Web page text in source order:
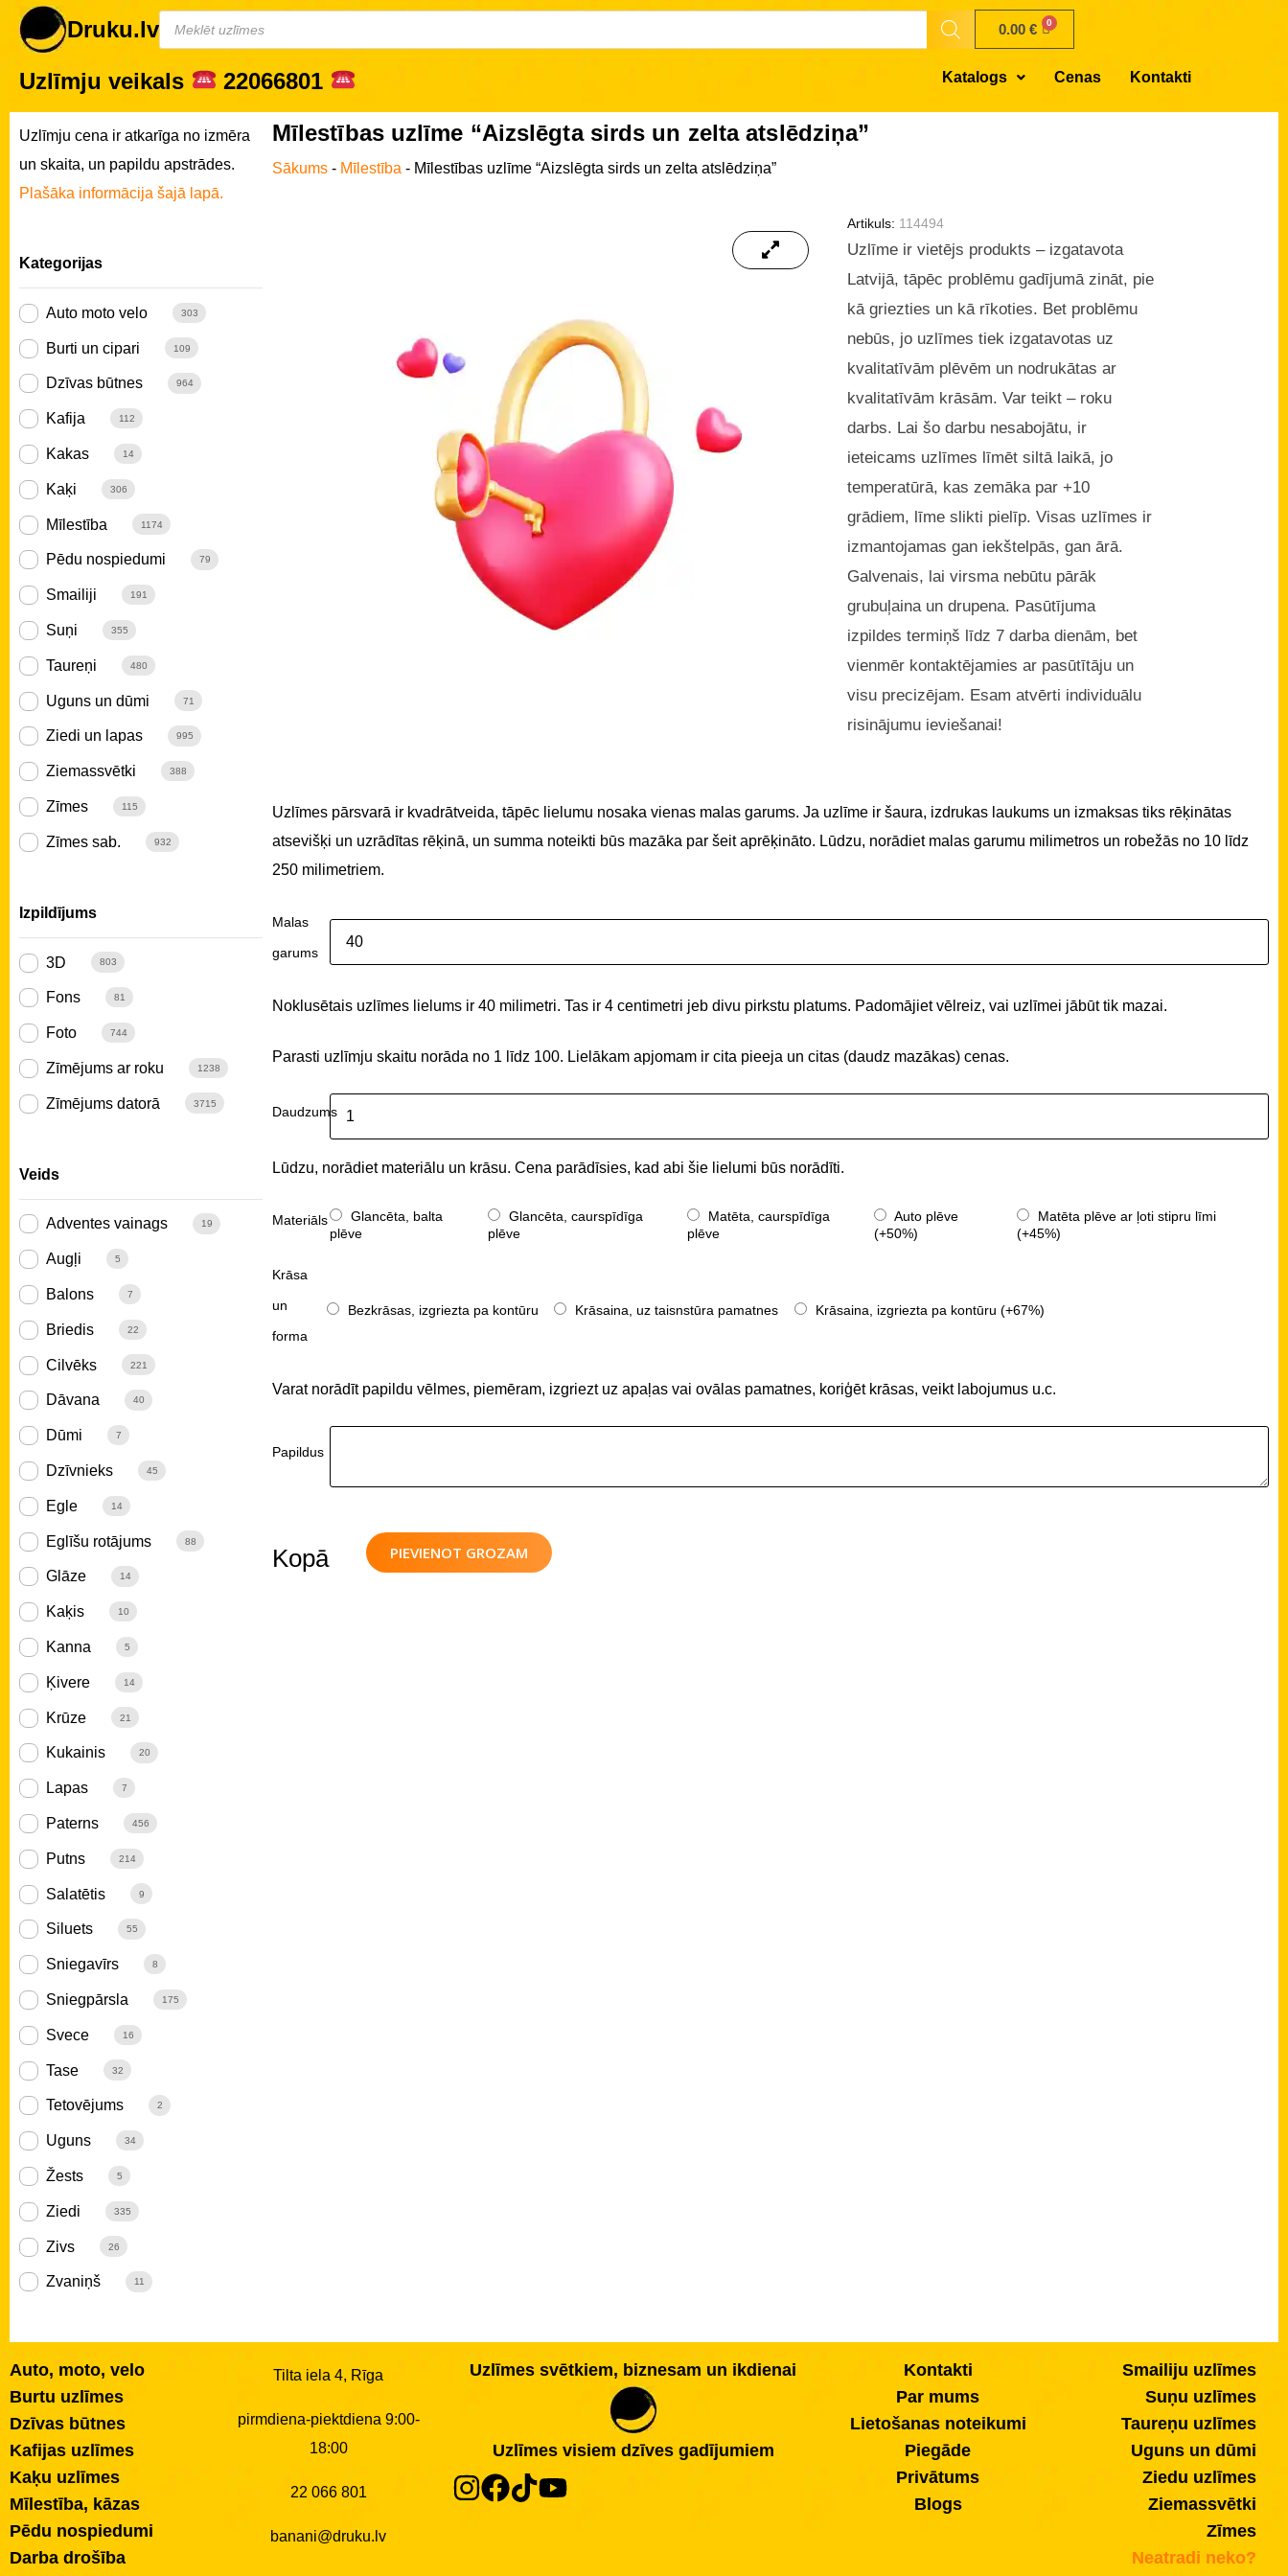
Druku.lv 0.00€
Uzlīmju veikals 22066801 Katalogs Cenas Kontakti
Uzlīmju cena ir atkarīga no izmēra
un skaita, un papildu apstrādes.
Plašāka informācija šajā lapā.
Kategorijas
Auto moto velo 303
Burti un cipari 109
Dzīvas būtnes 964
Kafija 112
Kakas 14
Kaķi 306
Mīlestība 1174
Pēdu nospiedumi 79
Smailiji 191
Suņi 355
Taureņi 480
Uguns un dūmi 71
Ziedi un lapas 995
Ziemassvētki 388
Zīmes 115
Zīmes sab. 932
Izpildījums
3D 803
Fons 81
Foto 744
Zīmējums ar roku 1238
Zīmējums datorā 3715
Veids
Adventes vainags 19
Augļi 5
Balons 7
Briedis 22
Cilvēks 221
Dāvana 40
Dūmi 7
Dzīvnieks 45
Egle 14
Eglīšu rotājums 88
Glāze 14
Kaķis 10
Kanna 5
Ķivere 14
Krūze 21
Kukainis 20
Lapas 7
Paterns 456
Putns 214
Salatētis 9
Siluets 55
Sniegavīrs 8
Sniegpārsla 175
Svece 16
Tase 32
Tetovējums 2
Uguns 34
Žests 5
Ziedi 335
Zivs 26
Zvaniņš 11
Mīlestības uzlīme “Aizslēgta sirds un zelta atslēdziņa”
Sākums- Mīlestība - Mīlestības uzlīme “Aizslēgta sirds un zelta atslēdziņa”
Artikuls: 114494
Uzlīme ir vietējs produkts – izgatavota
Latvijā, tāpēc problēmu gadījumā zināt, pie
kā griezties un kā rīkoties. Bet problēmu
nebūs, jo uzlīmes tiek izgatavotas uz
kvalitatīvām plēvēm un nodrukātas ar
kvalitatīvām krāsām. Var teikt – roku
darbs. Lai šo darbu nesabojātu, ir
ieteicams uzlīmes līmēt siltā laikā, jo
temperatūrā, kas zemāka par +10
grādiem, līme slikti pielīp. Visas uzlīmes ir
izmantojamas gan iekštelpās, gan ārā.
Galvenais, lai virsma nebūtu pārāk
grubuļaina un drupena. Pasūtījuma
izpildes termiņš līdz 7 darba dienām, bet
vienmēr kontaktējamies ar pasūtītāju un
visu precizējam. Esam atvērti individuālu
risinājumu ieviešanai!
Uzlīmes pārsvarā ir kvadrātveida, tāpēc lielumu nosaka vienas malas garums. Ja uzlīme ir šaura, izdrukas laukums un izmaksas tiks rēķinātas
atsevišķi un uzrādītas rēķinā, un summa noteikti būs mazāka par šeit aprēķināto. Lūdzu, norādiet malas garumu milimetros un robežās no 10 līdz
250 milimetriem.
Malas
garums
Noklusētais uzlīmes lielums ir 40 milimetri. Tas ir 4 centimetri jeb divu pirkstu platums. Padomājiet vēlreiz, vai uzlīmei jābūt tik mazai.
Parasti uzlīmju skaitu norāda no 1 līdz 100. Lielākam apjomam ir cita pieeja un citas (daudz mazākas) cenas.
Daudzums
Lūdzu, norādiet materiālu un krāsu. Cena parādīsies, kad abi šie lielumi būs norādīti.
Materiāls
Glancēta, balta
plēve
Glancēta, caurspīdīga
plēve
Matēta, caurspīdīga
plēve
Auto plēve
(+50%)
Matēta plēve ar ļoti stipru līmi
(+45%)
Krāsa
un
forma
Bezkrāsas, izgriezta pa kontūru Krāsaina, uz taisnstūra pamatnes Krāsaina, izgriezta pa kontūru (+67%)
Varat norādīt papildu vēlmes, piemēram, izgriezt uz apaļas vai ovālas pamatnes, koriģēt krāsas, veikt labojumus u.c.
Papildus
PIEVIENOT GROZAM
Kopā
Auto, moto, velo
Burtu uzlīmes
Dzīvas būtnes
Kafijas uzlīmes
Kaķu uzlīmes
Mīlestība, kāzas
Pēdu nospiedumi
Darba drošība
Tilta iela 4, Rīga
pirmdiena-piektdiena 9:00-
18:00
22 066 801
banani@druku.lv
Uzlīmes svētkiem, biznesam un ikdienai
Uzlīmes visiem dzīves gadījumiem
Kontakti
Par mums
Lietošanas noteikumi
Piegāde
Privātums
Blogs
Smailiju uzlīmes
Suņu uzlīmes
Taureņu uzlīmes
Uguns un dūmi
Ziedu uzlīmes
Ziemassvētki
Zīmes
Neatradi neko?